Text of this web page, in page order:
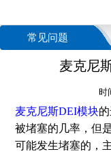
常见问题
麦克尼
时
麦克尼斯DEI模块
被堵塞的几率，但
可能发生堵塞的，